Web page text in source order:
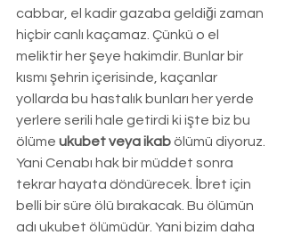
cabbar, el kadir gazaba geldiği zaman
hiçbir canlı kaçamaz. Çünkü o el
meliktir her şeye hakimdir. Bunlar bir
kısmı şehrin içerisinde, kaçanlar
yollarda bu hastalık bunları her yerde
yerlere serili hale getirdi ki işte biz bu
ölüme ukubet veya ikab ölümü diyoruz.
Yani Cenabı hak bir müddet sonra
tekrar hayata döndürecek. İbret için
belli bir süre ölü bırakacak. Bu ölümün
adı ukubet ölümüdür. Yani bizim daha